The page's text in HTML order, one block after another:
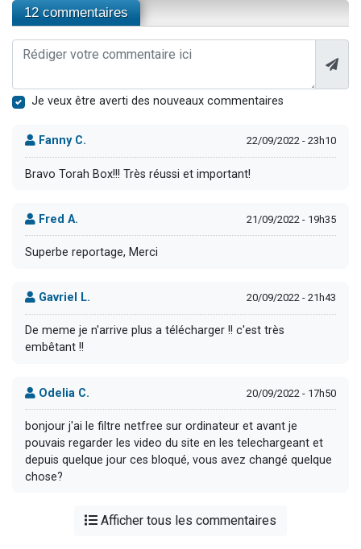
12 commentaires
Je veux être averti des nouveaux commentaires
Fanny C. 22/09/2022 - 23h10
Bravo Torah Box!!! Très réussi et important!
Fred A. 21/09/2022 - 19h35
Superbe reportage, Merci
Gavriel L. 20/09/2022 - 21h43
De meme je n'arrive plus a télécharger !! c'est très
embêtant !!
Odelia C. 20/09/2022 - 17h50
bonjour j'ai le filtre netfree sur ordinateur et avant je
pouvais regarder les video du site en les telechargeant et
depuis quelque jour ces bloqué, vous avez changé quelque
chose?
Afficher tous les commentaires